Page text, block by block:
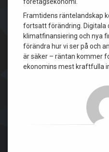
Framtidens räntelandskap
fortsatt förändring. Digitala
klimatfinansiering och nya
förändra hur vi ser på och
är säker – räntan kommer
ekonomins mest kraftfulla